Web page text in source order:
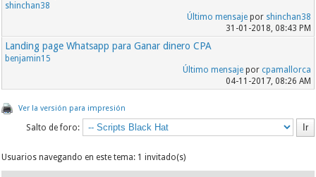
shinchan38
Último mensajepor shinchan38
31-01-2018, 08:43 PM
Landing page Whatsapp para Ganar dinero CPA
benjamin15
Último mensajepor cpamallorca
04-11-2017, 08:26 AM
Ver la versión para impresión
Salto de foro:
Usuarios navegando en este tema: 1 invitado(s)